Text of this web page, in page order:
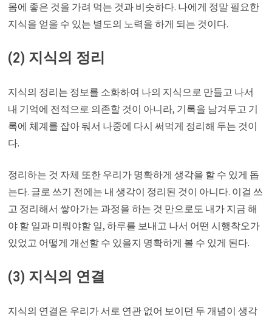
몸에 좋은 것을 가려 먹는 것과 비슷하다. 나에게 정말 필요한
지식을 얻을 수 있는 별도의 노력을 하게 되는 것이다.
(2) 지식의 정리
지식의 정리는 정보를 소화하여 나의 지식으로 만들고 나서
내 기억에 전적으로 의존할 것이 아니라, 기록을 남겨두고 기
록에 체계를 잡아 둬서 나중에 다시 써먹게 정리해 두는 것이
다.
정리하는 것 자체 또한 우리가 명확하게 생각을 할 수 있게 돕
는다. 글로 쓰기 전에는 내 생각이 정리된 것이 아니다. 이걸 쓰
고 정리해서 쌓아가는 과정을 하는 것 만으로도 내가 지금 해
야 할 일과 미뤄야할 일, 하루를 보내고 나서 어떤 시행착오가
있었고 어떻게 개선할 수 있을지 명확하게 볼 수 있게 된다.
(3) 지식의 연결
지식의 연결은 우리가 서로 연관 없어 보이던 두 개념이 생각